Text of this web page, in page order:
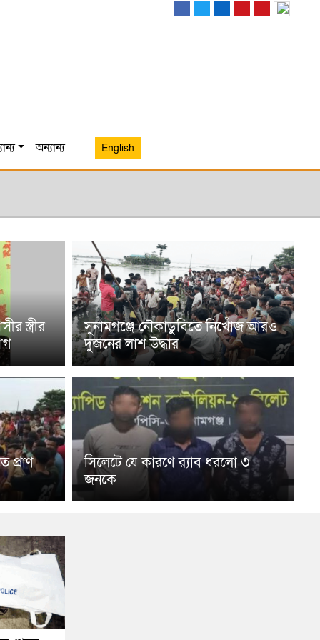
অন্যান্য English
স্ত্রীর
সুনামগঞ্জে নৌকাডুবিতে নিখোঁজ আরও
দুজনের লাশ উদ্ধার
প্রাণ
সিলেটে যে কারণে র‌্যাব ধরলো ৩
জনকে